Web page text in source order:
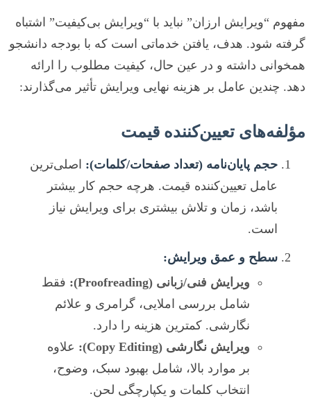
مفهوم “ویرایش ارزان” نباید با “ویرایش بی‌کیفیت” اشتباه
گرفته شود. هدف، یافتن خدماتی است که با بودجه دانشجو
همخوانی داشته و در عین حال، کیفیت مطلوب را ارائه
دهد. چندین عامل بر هزینه نهایی ویرایش تأثیر می‌گذارند:
مؤلفه‌های تعیین‌کننده قیمت
حجم پایان‌نامه (تعداد صفحات/کلمات): اصلی‌ترین
عامل تعیین‌کننده قیمت. هرچه حجم کار بیشتر
باشد، زمان و تلاش بیشتری برای ویرایش نیاز
است.
سطح و عمق ویرایش:
ویرایش فنی/زبانی (Proofreading):
فقط
شامل بررسی املایی، گرامری و علائم
نگارشی. کمترین هزینه را دارد.
ویرایش نگارشی (Copy Editing):
علاوه
بر موارد بالا، شامل بهبود سبک، وضوح،
انتخاب کلمات و یکپارچگی لحن.